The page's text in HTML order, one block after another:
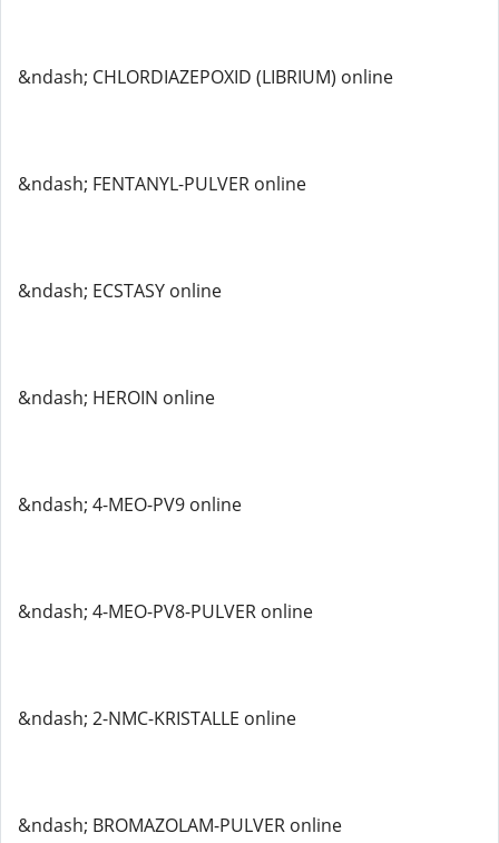
&ndash; CHLORDIAZEPOXID (LIBRIUM) online
&ndash; FENTANYL-PULVER online
&ndash; ECSTASY online
&ndash; HEROIN online
&ndash; 4-MEO-PV9 online
&ndash; 4-MEO-PV8-PULVER online
&ndash; 2-NMC-KRISTALLE online
&ndash; BROMAZOLAM-PULVER online